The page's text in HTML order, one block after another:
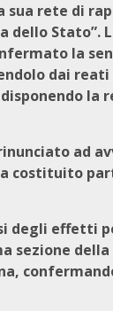
sua rete di
dello Stato”.
la
dai
la
ad
costituito
degli effetti
sezione